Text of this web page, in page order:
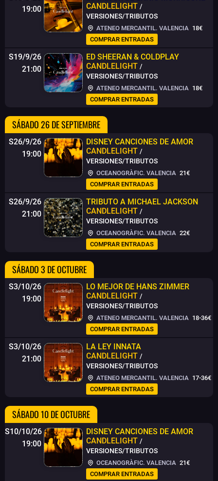
19:00
CANDLELIGHT /
VERSIONES/TRIBUTOS
ATENEO MERCANTIL. VALENCIA 18€
COMPRAR ENTRADAS
S19/9/26
21:00
ED SHEERAN & COLDPLAY
CANDLELIGHT /
VERSIONES/TRIBUTOS
ATENEO MERCANTIL. VALENCIA 18€
COMPRAR ENTRADAS
SÁBADO 26 DE SEPTIEMBRE
S26/9/26
19:00
DISNEY CANCIONES DE AMOR
CANDLELIGHT /
VERSIONES/TRIBUTOS
OCEANOGRÀFIC. VALENCIA 21€
COMPRAR ENTRADAS
S26/9/26
21:00
TRIBUTO A MICHAEL JACKSON
CANDLELIGHT /
VERSIONES/TRIBUTOS
OCEANOGRÀFIC. VALENCIA 22€
COMPRAR ENTRADAS
SÁBADO 3 DE OCTUBRE
S3/10/26
19:00
LO MEJOR DE HANS ZIMMER
CANDLELIGHT /
VERSIONES/TRIBUTOS
ATENEO MERCANTIL. VALENCIA 18-36€
COMPRAR ENTRADAS
S3/10/26
21:00
LA LEY INNATA
CANDLELIGHT /
VERSIONES/TRIBUTOS
ATENEO MERCANTIL. VALENCIA 17-36€
COMPRAR ENTRADAS
SÁBADO 10 DE OCTUBRE
S10/10/26
19:00
DISNEY CANCIONES DE AMOR
CANDLELIGHT /
VERSIONES/TRIBUTOS
OCEANOGRÀFIC. VALENCIA 21€
COMPRAR ENTRADAS